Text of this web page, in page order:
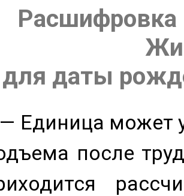
Расшифровка
для даты
— Единица может
после